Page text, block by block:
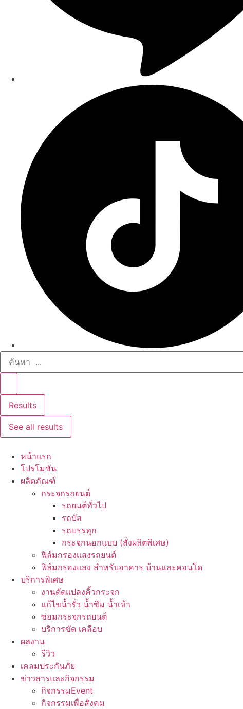
Search
Results
See all results
หน้าแรก
โปรโมชัน
ผลิตภัณฑ์
กระจกรถยนต์
รถยนต์ทั่วไป
รถบัส
รถบรรทุก
กระจกนอกแบบ (สั่งผลิตพิเศษ)
ฟิล์มกรองแสงรถยนต์
ฟิล์มกรองแสง สำหรับอาคาร บ้านและคอนโด
บริการพิเศษ
งานดัดแปลงคิ้วกระจก
แก้ไขน้ำรั่ว น้ำซึม น้ำเข้า
ซ่อมกระจกรถยนต์
บริการขัด เคลือบ
ผลงาน
รีวิว
เคลมประกันภัย
ข่าวสารและกิจกรรม
กิจกรรมEvent
กิจกรรมเพื่อสังคม